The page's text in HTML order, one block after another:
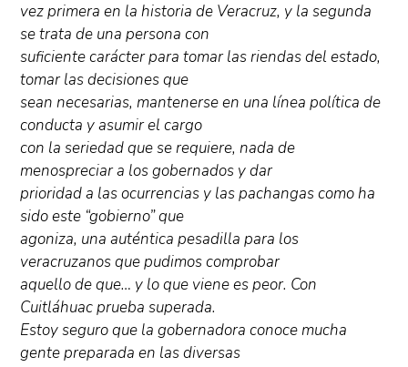
vez primera en la historia de Veracruz, y la segunda
se trata de una persona con
suficiente carácter para tomar las riendas del estado,
tomar las decisiones que
sean necesarias, mantenerse en una línea política de
conducta y asumir el cargo
con la seriedad que se requiere, nada de
menospreciar a los gobernados y dar
prioridad a las ocurrencias y las pachangas como ha
sido este “gobierno” que
agoniza, una auténtica pesadilla para los
veracruzanos que pudimos comprobar
aquello de que… y lo que viene es peor. Con
Cuitláhuac prueba superada.
Estoy seguro que la gobernadora conoce mucha
gente preparada en las diversas